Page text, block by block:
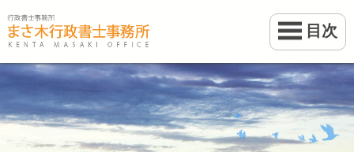
目次
ホーム
業務案内